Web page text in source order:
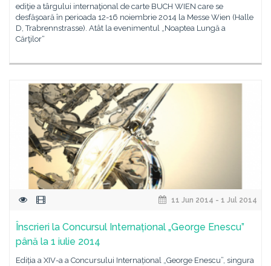
ediţie a târgului internaţional de carte BUCH WIEN care se
desfăşoară în perioada 12-16 noiembrie 2014 la Messe Wien (Halle
D, Trabrennstrasse). Atât la evenimentul „Noaptea Lungă a
Cărţilor“
11 Jun 2014 - 1 Jul 2014
Înscrieri la Concursul Internațional „George Enescu”
până la 1 iulie 2014
Ediția a XIV-a a Concursului Internațional „George Enescu”, singura